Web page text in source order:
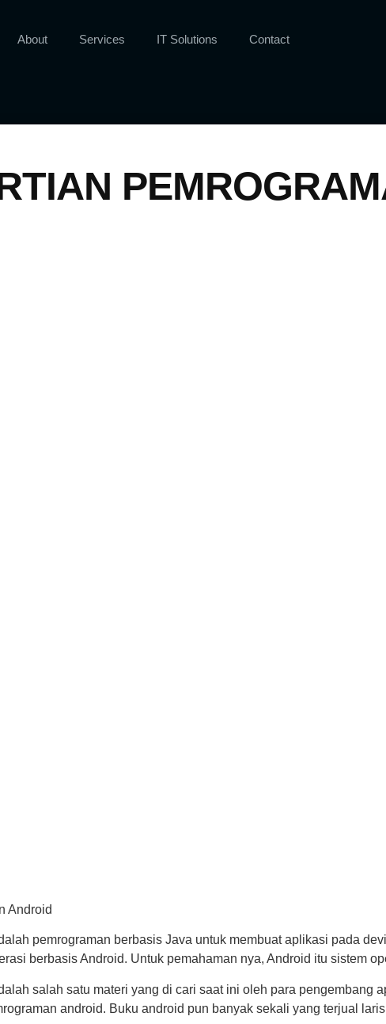
About Services IT Solutions Contact
Android
pemrograman berbasis Java untuk membuat aplikasi pada
berbasis Android. Untuk pemahaman nya, Android itu sistem
salah satu materi yang di cari saat ini oleh para pengembang
android. Buku android pun banyak sekali yang terjual